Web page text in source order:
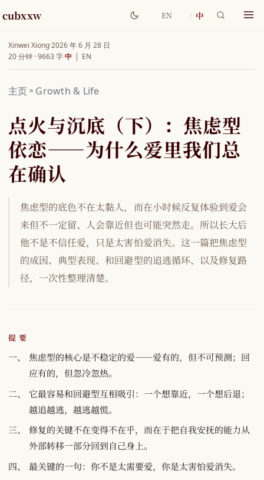
cubxxw EN 中
Xinwei Xiong·2026 年 6 月 28 日
20 分钟 · 9663 字·中 | EN
主页 » Growth & Life
点火与沉底（下）：焦虑型
依恋——为什么爱里我们总
在确认
焦虑型的底色不在太黏人，而在小时候反复体验到爱会
来但不一定留、人会靠近但也可能突然走。所以长大后
他不是不信任爱，只是太害怕爱消失。这一篇把焦虑型
的成因、典型表现、和回避型的追逃循环、以及修复路
径，一次性整理清楚。
提要
焦虑型的核心是不稳定的爱——爱有的，但不可预测；回
应有的，但忽冷忽热。
它最容易和回避型互相吸引：一个想靠近，一个想后退；
越追越逃，越逃越慌。
修复的关键不在变得不在乎，而在于把自我安抚的能力从
外部转移一部分回到自己身上。
最关键的一句：你不是太需要爱，你是太害怕爱消失。